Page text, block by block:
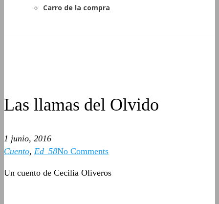
Carro de la compra
Las llamas del Olvido
1 junio, 2016
Cuento, Ed_58No Comments
Un cuento de Cecilia Oliveros